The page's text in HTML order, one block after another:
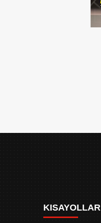
KISAYOLLAR